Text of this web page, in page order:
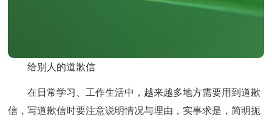
给别人的道歉信
在日常学习、工作生活中，越来越多地方需要用到道歉
信，写道歉信时要注意说明情况与理由，实事求是，简明扼